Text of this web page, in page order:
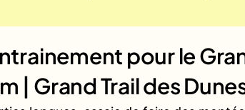
pour le
| Grand Trail des